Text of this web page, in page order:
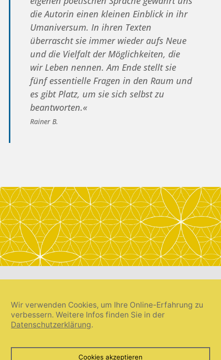
die Autorin einen kleinen Einblick in ihr
Umaniversum. In ihren Texten
überrascht sie immer wieder aufs Neue
und die Vielfalt der Möglichkeiten, die
wir Leben nennen. Am Ende stellt sie
fünf essentielle Fragen in den Raum und
es gibt Platz, um sie sich selbst zu
beantworten.«
Rainer B.
Cookie-Einstellungen widerrufen
Wir verwenden Cookies, um Ihre Online-Erfahrung zu
verbessern. Weitere Infos finden Sie in der
Datenschutzerklärung.
Cookies akzeptieren